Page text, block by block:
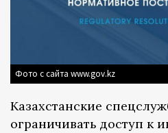
Фото с сайта www.gov.kz
Казахстанские
ограничивать доступ к